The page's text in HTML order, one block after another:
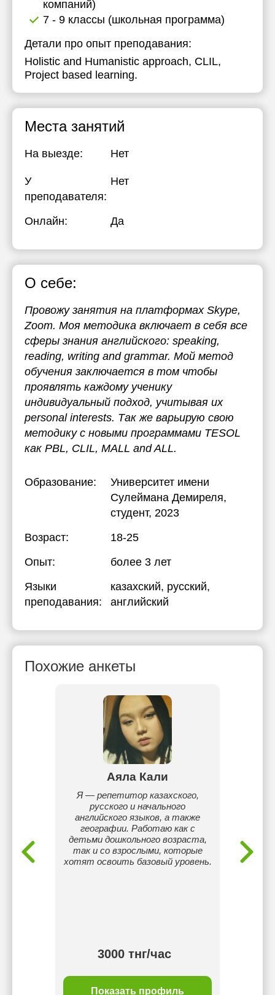
компаний)
7 - 9 классы (школьная программа)
Детали про опыт преподавания:
Holistic and Humanistic approach, CLIL,
Project based learning.
Места занятий
На выезде: Нет
У
преподавателя:
Нет
Онлайн: Да
О себе:
Провожу занятия на платформах Skype,
Zoom. Моя методика включает в себя все
сферы знания английского: speaking,
reading, writing and grammar. Мой метод
обучения заключается в том чтобы
проявлять каждому ученику
индивидуальный подход, учитывая их
personal interests. Так же варьирую свою
методику с новыми программами TESOL
как PBL, CLIL, MALL and ALL.
Образование:
Университет имени
Сулеймана Демиреля,
студент, 2023
Возраст:
18-25
Опыт:
более 3 лет
Языки
преподавания:
казахский, русский,
английский
Похожие анкеты
Аяла Кали
Я — репетитор казахского,
русского и начального
английского языков, а также
географии. Работаю как с
детьми дошкольного возраста,
так и со взрослыми, которые
хотят освоить базовый уровень.
3000 тнг/час
Показать профиль